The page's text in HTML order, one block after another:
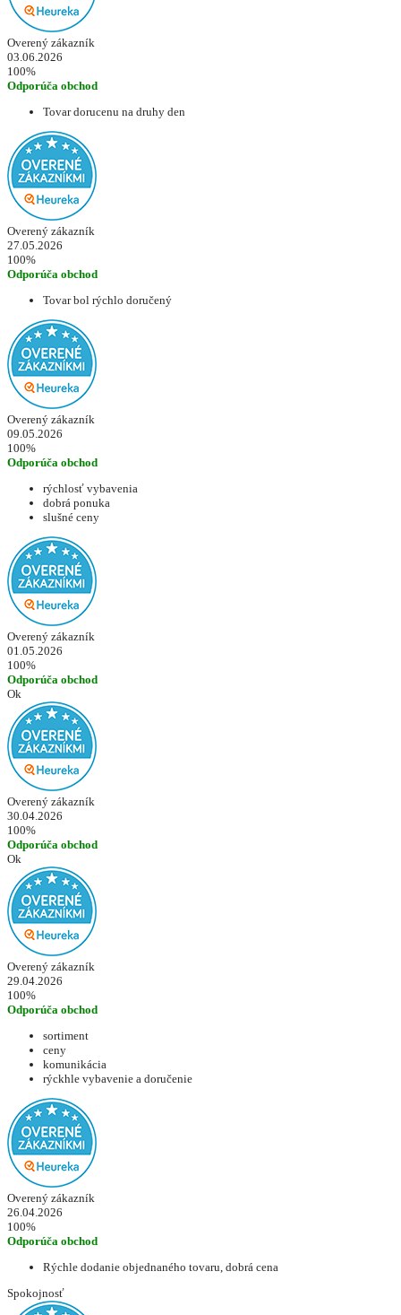
Overený zákazník
03.06.2026
100%
Odporúča obchod
Tovar dorucenu na druhy den
Overený zákazník
27.05.2026
100%
Odporúča obchod
Tovar bol rýchlo doručený
Overený zákazník
09.05.2026
100%
Odporúča obchod
rýchlosť vybavenia
dobrá ponuka
slušné ceny
Overený zákazník
01.05.2026
100%
Odporúča obchod
Ok
Overený zákazník
30.04.2026
100%
Odporúča obchod
Ok
Overený zákazník
29.04.2026
100%
Odporúča obchod
sortiment
ceny
komunikácia
rýckhle vybavenie a doručenie
Overený zákazník
26.04.2026
100%
Odporúča obchod
Rýchle dodanie objednaného tovaru, dobrá cena
Spokojnosť